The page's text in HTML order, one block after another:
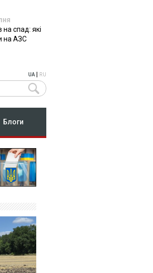
спад: які
на АЗС
UA| RU
Блоги